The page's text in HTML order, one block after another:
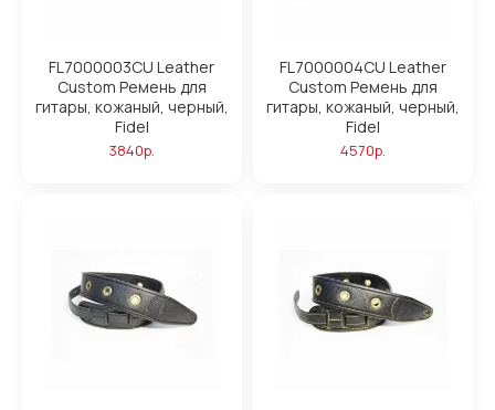
FL7000003CU Leather
Custom Ремень для
гитары, кожаный, черный,
Fidel
3840р.
FL7000004CU Leather
Custom Ремень для
гитары, кожаный, черный,
Fidel
4570р.